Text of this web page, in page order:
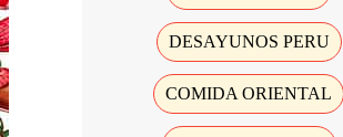
DESAYUNOS PERU
COMIDA ORIENTAL